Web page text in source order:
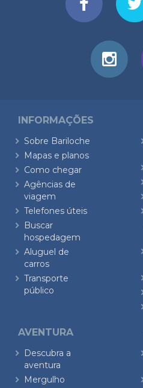
INFORMAÇÕES
Sobre Bariloche
Mapas e planos
Como chegar
Agências de
viagem
Telefones úteis
Buscar
hospedagem
Aluguel de
carros
Transporte
público
AVENTURA
Descubra a
aventura
Mergulho